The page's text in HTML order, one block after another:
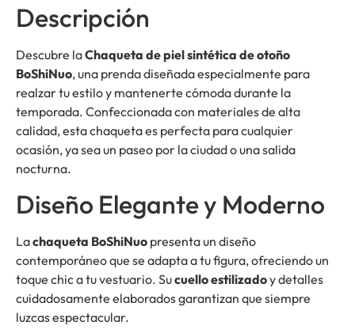
Descripción
Descubre laChaqueta de piel sintética de otoño
BoShiNuo, una prenda diseñada especialmente para
realzar tu estilo y mantenerte cómoda durante la
temporada. Confeccionada con materiales de alta
calidad, esta chaqueta es perfecta para cualquier
ocasión, ya sea un paseo por la ciudad o una salida
nocturna.
Diseño Elegante y Moderno
Lachaqueta BoShiNuo presenta un diseño
contemporáneo que se adapta a tu figura, ofreciendo un
toque chic a tu vestuario. Sucuello estilizadoy detalles
cuidadosamente elaborados garantizan que siempre
luzcas espectacular.